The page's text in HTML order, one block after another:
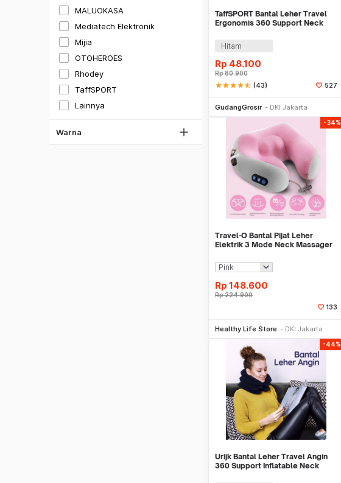
MALUOKASA
Mediatech Elektronik
Mijia
OTOHEROES
Rhodey
TaffSPORT
Lainnya
Warna
Biru
Coklat
Oren
Magenta
TaffSPORT Bantal Leher Travel
Ergonomis 360 Support Neck
Hitam
Rp 48.100
Rp80.900
starstarstarstarstar_half (43) 527
GudangGrosir DKI Jakarta
-34%
Travel-O Bantal Pijat Leher
Elektrik 3 Mode Neck Massager
Rp 148.600
Rp224.900
133
Healthy Life Store DKI Jakarta
-44%
Urijk Bantal Leher Travel Angin
360 Support Inflatable Neck